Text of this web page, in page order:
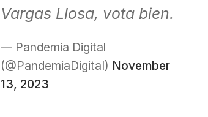
Vargas Llosa, vota bien.
— Pandemia Digital
(@PandemiaDigitaI) November
13, 2023